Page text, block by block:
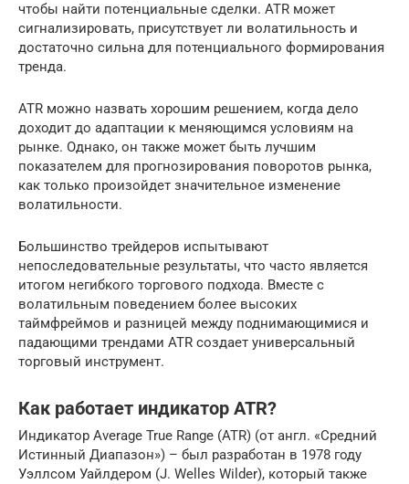
чтобы найти потенциальные сделки. ATR может
сигнализировать, присутствует ли волатильность и
достаточно сильна для потенциального формирования
тренда.
ATR можно назвать хорошим решением, когда дело
доходит до адаптации к меняющимся условиям на
рынке. Однако, он также может быть лучшим
показателем для прогнозирования поворотов рынка,
как только произойдет значительное изменение
волатильности.
Большинство трейдеров испытывают
непоследовательные результаты, что часто является
итогом негибкого торгового подхода. Вместе с
волатильным поведением более высоких
таймфреймов и разницей между поднимающимися и
падающими трендами ATR создает универсальный
торговый инструмент.
Как работает индикатор ATR?
Индикатор Average True Range (ATR) (от англ. «Средний
Истинный Диапазон») – был разработан в 1978 году
Уэллсом Уайлдером (J. Welles Wilder), который также